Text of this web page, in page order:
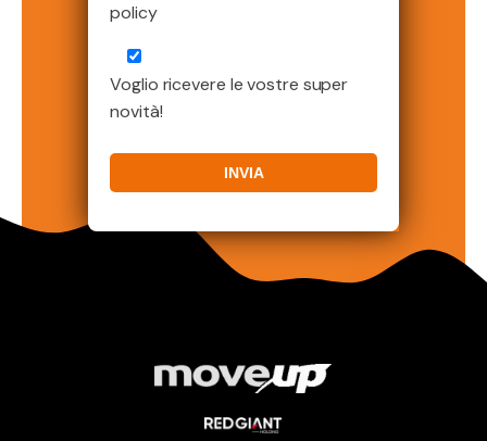
policy
Voglio ricevere le vostre super
novità!